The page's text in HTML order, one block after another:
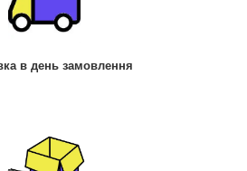
в день замовлення